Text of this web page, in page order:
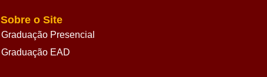
Sobre o Site
Graduação Presencial
Graduação EAD